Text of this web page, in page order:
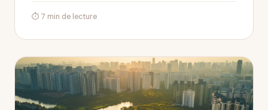
⏱ 7 min de lecture